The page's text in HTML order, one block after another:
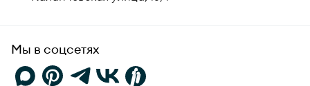
Мы в соцсетях